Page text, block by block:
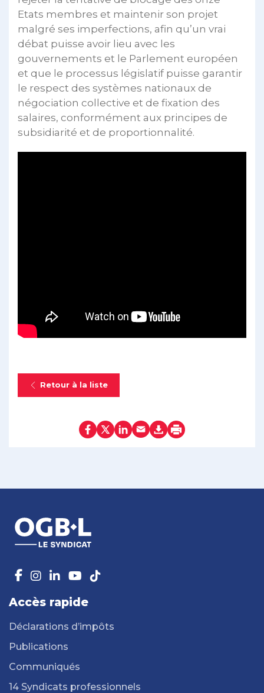
Etats membres et maintenir son projet
malgré ses imperfections, afin qu’un vrai
débat puisse avoir lieu avec les
gouvernements et le Parlement européen
et que le processus législatif puisse garantir
le respect des systèmes nationaux de
négociation collective et de fixation des
salaires, conformément aux principes de
subsidiarité et de proportionnalité.
Retour à la liste
Accès rapide
Déclarations d’impôts
Publications
Communiqués
14 Syndicats professionnels